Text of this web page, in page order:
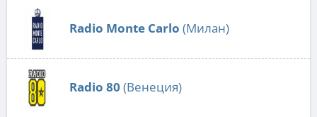
Radio Monte Carlo (Милан)
Radio 80 (Венеция)